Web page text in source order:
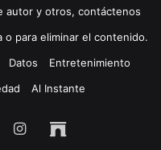
autor y otros, contáctenos
o para eliminar el contenido.
Datos
Entretenimiento
Al Instante
InstagramArchive